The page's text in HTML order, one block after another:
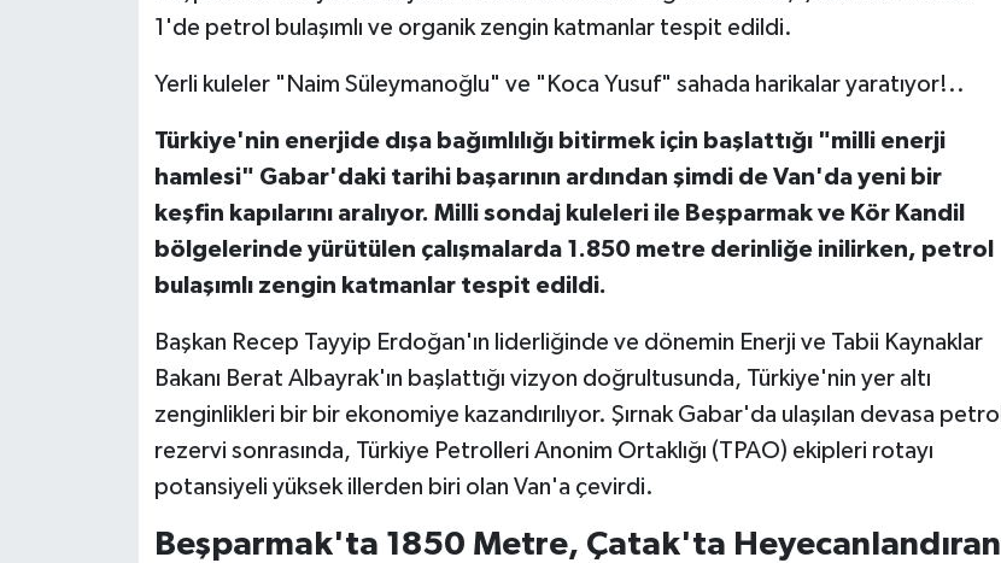
1'de petrol bulaşımlı ve organik zengin katmanlar tespit edildi.
Yerli kuleler "Naim Süleymanoğlu" ve "Koca Yusuf" sahada harikalar yaratıyor!..
Türkiye'nin enerjide dışa bağımlılığı bitirmek için başlattığı "milli enerji
hamlesi" Gabar'daki tarihi başarının ardından şimdi de Van'da yeni bir
keşfin kapılarını aralıyor. Milli sondaj kuleleri ile Beşparmak ve Kör Kandil
bölgelerinde yürütülen çalışmalarda 1.850 metre derinliğe inilirken, petrol
bulaşımlı zengin katmanlar tespit edildi.
Başkan Recep Tayyip Erdoğan'ın liderliğinde ve dönemin Enerji ve Tabii Kaynaklar
Bakanı Berat Albayrak'ın başlattığı vizyon doğrultusunda, Türkiye'nin yer altı
zenginlikleri bir bir ekonomiye kazandırılıyor. Şırnak Gabar'da ulaşılan devasa petrol
rezervi sonrasında, Türkiye Petrolleri Anonim Ortaklığı (TPAO) ekipleri rotayı
potansiyeli yüksek illerden biri olan Van'a çevirdi.
Beşparmak'ta 1850 Metre, Çatak'ta Heyecanlandıran